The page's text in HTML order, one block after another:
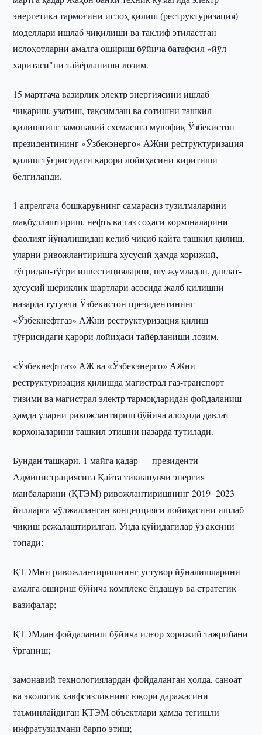
энергетика тармоғини ислоҳ қилиш (реструктуризация)
моделлари ишлаб чиқилиши ва таклиф этилаётган
ислоҳотларни амалга ошириш бўйича батафсил «йўл
харитаси"ни тайёрланиши лозим.
15 мартгача вазирлик электр энергиясини ишлаб
чиқариш, узатиш, тақсимлаш ва сотишни ташкил
қилишнинг замонавий схемасига мувофиқ Ўзбекистон
президентининг «Ўзбекэнерго» АЖни реструктуризация
қилиш тўғрисидаги қарори лойиҳасини киритиши
белгиланди.
1 апрелгача бошқарувнинг самарасиз тузилмаларини
мақбуллаштириш, нефть ва газ соҳаси корхоналарини
фаолият йўналишидан келиб чиқиб қайта ташкил қилиш,
уларни ривожлантиришга хусусий ҳамда хорижий,
тўғридан-тўғри инвестицияларни, шу жумладан, давлат-
хусусий шериклик шартлари асосида жалб қилишни
назарда тутувчи Ўзбекистон президентининг
«Ўзбекнефтгаз» АЖни реструктуризация қилиш
тўғрисидаги қарори лойиҳаси тайёрланиши лозим.
«Ўзбекнефтгаз» АЖ ва «Ўзбекэнерго» АЖни
реструктуризация қилишда магистрал газ-транспорт
тизими ва магистрал электр тармоқларидан фойдаланиш
ҳамда уларни ривожлантириш бўйича алоҳида давлат
корхоналарини ташкил этишни назарда тутилади.
Бундан ташқари, 1 майга қадар — президенти
Администрациясига Қайта тикланувчи энергия
манбаларини (ҚТЭМ) ривожлантиришнинг 2019−2023
йилларга мўлжалланган концепцияси лойиҳасини ишлаб
чиқиш режалаштирилган. Унда қуйидагилар ўз аксини
топади:
ҚТЭМни ривожлантиришнинг устувор йўналишларини
амалга ошириш бўйича комплекс ёндашув ва стратегик
вазифалар;
ҚТЭМдан фойдаланиш бўйича илғор хорижий тажрибани
ўрганиш;
замонавий технологиялардан фойдаланган ҳолда, саноат
ва экологик хавфсизликнинг юқори даражасини
таъминлайдиган ҚТЭМ объектлари ҳамда тегишли
инфратузилмани барпо этиш;